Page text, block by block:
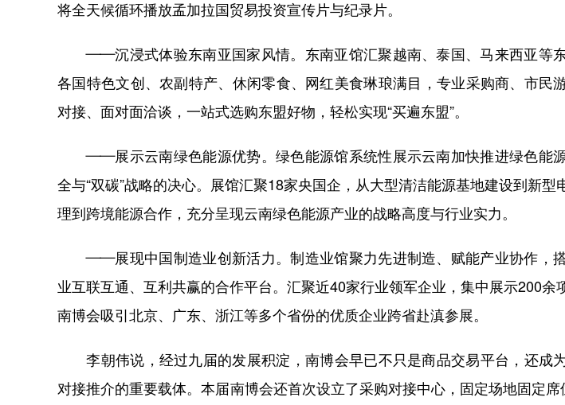
将全天候循环播放孟加拉国贸易投资宣传片与纪录片。
——沉浸式体验东南亚国家风情。东南亚馆汇聚越南、泰国、马来西亚等东
各国特色文创、农副特产、休闲零食、网红美食琳琅满目，专业采购商、市民
对接、面对面洽谈，一站式选购东盟好物，轻松实现“买遍东盟”。
——展示云南绿色能源优势。绿色能源馆系统性展示云南加快推进绿色能源
全与“双碳”战略的决心。展馆汇聚18家央国企，从大型清洁能源基地建设到新型
理到跨境能源合作，充分呈现云南绿色能源产业的战略高度与行业实力。
——展现中国制造业创新活力。制造业馆聚力先进制造、赋能产业协作，搭
业互联互通、互利共赢的合作平台。汇聚近40家行业领军企业，集中展示200余
南博会吸引北京、广东、浙江等多个省份的优质企业跨省赴滇参展。
李朝伟说，经过九届的发展积淀，南博会早已不只是商品交易平台，还成
对接推介的重要载体。本届南博会还首次设立了采购对接中心，固定场地固定席